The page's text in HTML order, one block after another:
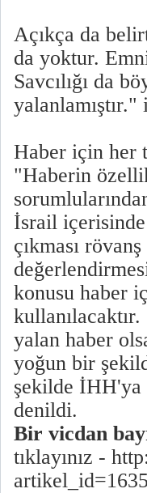
Açıkça da
da yoktur.
Savcılığı da
Haber için her
"Haberin
İsrail
çıkması
konusu haber
yalan haber
yoğun bir
şekilde İHH'ya
denildi.
Bir vicdan
tıklayınız -
artikel_id=1635